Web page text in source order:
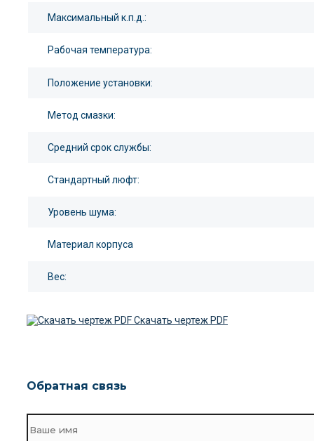
Максимальный к.п.д.:
Рабочая температура:
Положение установки:
Метод смазки:
Средний срок службы:
Стандартный люфт:
Уровень шума:
Материал корпуса
Вес:
Скачать чертеж PDF
Обратная связь